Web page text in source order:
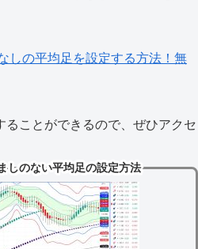
しの平均足を設定する方法！無
ことができるので、ぜひアクセ
しのない平均足の設定方法